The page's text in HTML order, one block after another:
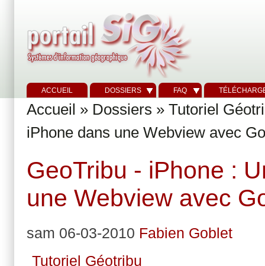
ACCUEIL DOSSIERS FAQ
Accueil » Dossiers » Tutoriel
iPhone dans une Webview avec
GeoTribu - iPhone :
une Webview avec
sam 06-03-2010 Fabien Goblet
Tutoriel Géotribu